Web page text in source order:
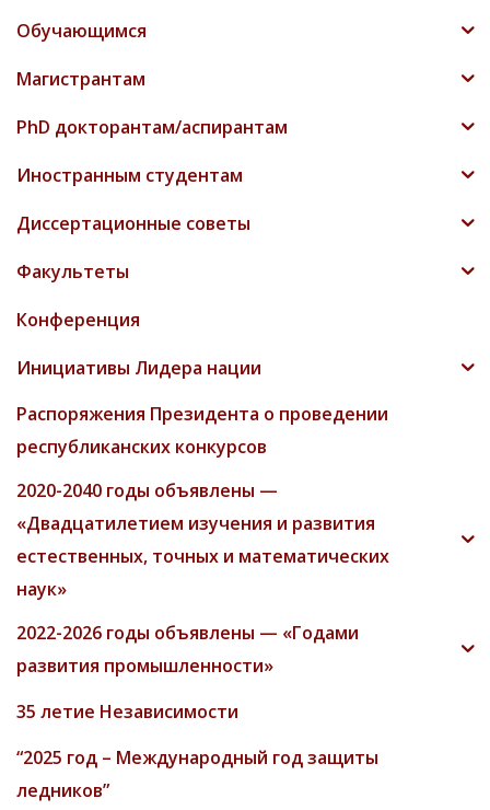
Обучающимся
Магистрантам
PhD докторантам/аспирантам
Иностранным студентам
Диссертационные советы
Факультеты
Конференция
Инициативы Лидера нации
Распоряжения Президента о проведении
республиканских конкурсов
2020-2040 годы объявлены —
«Двадцатилетием изучения и развития
естественных, точных и математических
наук»
2022-2026 годы объявлены — «Годами
развития промышленности»
35 летие Независимости
“2025 год – Международный год защиты
ледников”